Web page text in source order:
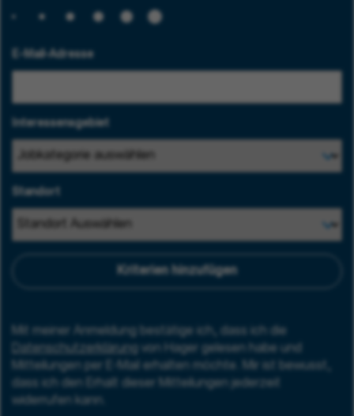
E-Mail-Adresse
Interessensgebiet
Standort
Kriterien hinzufügen
Mit meiner Anmeldung bestätige ich, dass ich die
Datenschutzerklärung
von Hager gelesen habe und
Mitteilungen per E-Mail erhalten möchte. Mir ist bewusst,
dass ich den Erhalt dieser Mitteilungen jederzeit
widerrufen kann.